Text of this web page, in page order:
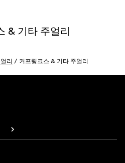
& 기타 주얼리
리 커프링크스 & 기타 주얼리